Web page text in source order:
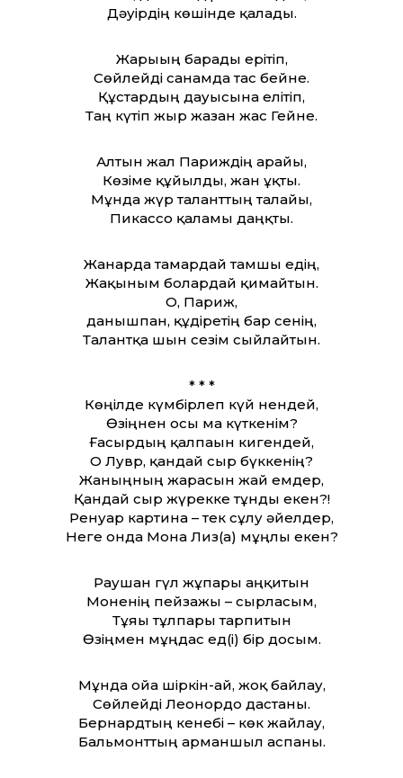
Дәуірдің көшінде қалады.
Жарығың барады ерітіп,
Сөйлейді санамда тас бейне.
Құстардың дауысына елітіп,
Таң күтіп жыр жазған жас Гейне.
Алтын жал Париждің арайы,
Көзіме құйылды, жан ұқты.
Мұнда жүр талант­тың талайы,
Пикассо қаламы даңқты.
Жанарда тамардай тамшы едің,
Жақыным болардай қимайтын.
О, Париж,
данышпан, құдіретің бар сенің,
Талантқа шын сезім сыйлайтын.
* * *
Көңілде күмбірлеп күй нендей,
Өзіңнен осы ма күткенім?
Ғасырдың қалпағын кигендей,
О Лувр, қандай сыр бүккенің?
Жаныңның жарасын жай емдер,
Қандай сыр жүрекке тұнды екен?!
Ренуар картина – тек сұлу әйелдер,
Неге онда Мона Лиз(а) мұңлы екен?
Раушан гүл жұпары аңқитын
Моненің пейзажы – сырласым,
Тұяғы тұлпары тарпитын
Өзіңмен мұңдас ед(і) бір досым.
Мұнда ойға шіркін-ай, жоқ байлау,
Сөйлейді Леонордо дастаны.
Бернардтың кенебі – көк жайлау,
Бальмонт­тың арманшыл аспаны.